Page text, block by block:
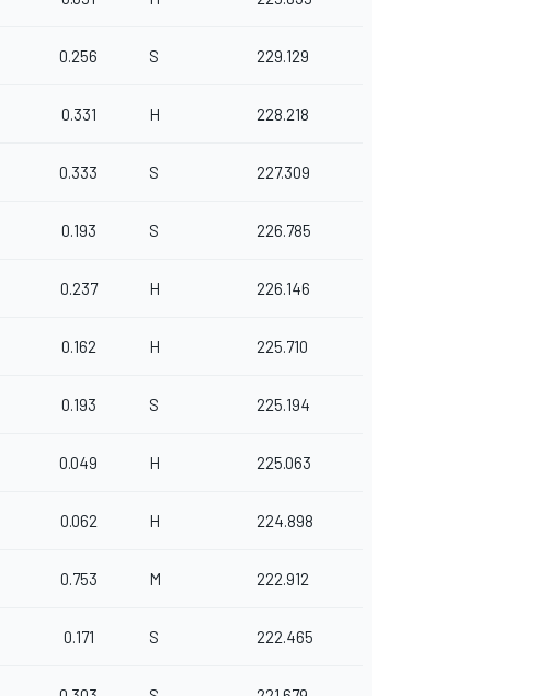
0.256 S 229.129
0.331 H 228.218
0.333 S 227.309
0.193 S 226.785
0.237 H 226.146
0.162 H 225.710
0.193 S 225.194
0.049 H 225.063
0.062 H 224.898
0.753 M 222.912
0.171 S 222.465